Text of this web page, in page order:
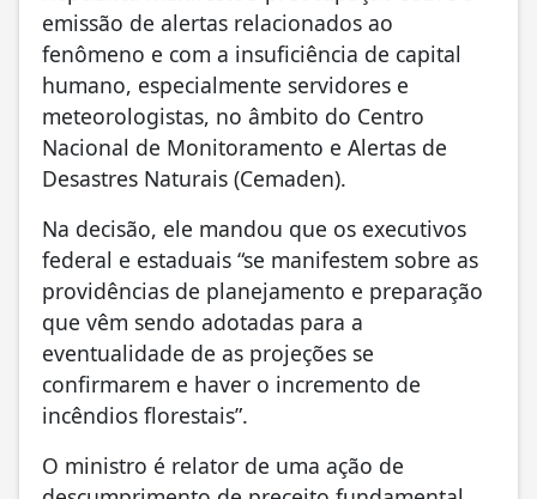
emissão de alertas relacionados ao
fenômeno e com a insuficiência de capital
humano, especialmente servidores e
meteorologistas, no âmbito do Centro
Nacional de Monitoramento e Alertas de
Desastres Naturais (Cemaden).
Na decisão, ele mandou que os executivos
federal e estaduais “se manifestem sobre as
providências de planejamento e preparação
que vêm sendo adotadas para a
eventualidade de as projeções se
confirmarem e haver o incremento de
incêndios florestais”.
O ministro é relator de uma ação de